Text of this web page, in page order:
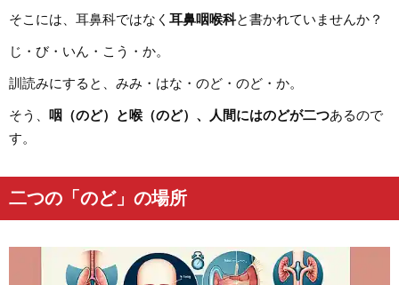
そこには、耳鼻科ではなく 耳鼻咽喉科と書かれていませんか？
じ・び・いん・こう・か。
訓読みにすると、みみ・はな・のど・のど・か。
そう、 咽（のど）と喉（のど）、人間にはのどが二つあるので
す。
二つの「のど」の場所